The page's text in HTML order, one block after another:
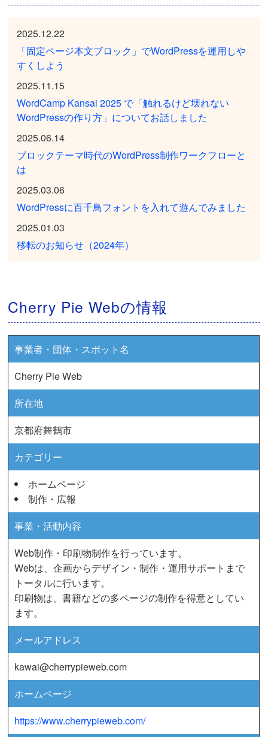
2025.12.22
「固定ページ本文ブロック」でWordPressを運用しや
すくしよう
2025.11.15
WordCamp Kansai 2025 で「触れるけど壊れない
WordPressの作り方」についてお話しました
2025.06.14
ブロックテーマ時代のWordPress制作ワークフローと
は
2025.03.06
WordPressに百千鳥フォントを入れて遊んでみました
2025.01.03
移転のお知らせ（2024年）
Cherry Pie Webの情報
事業者・団体・スポット名
Cherry Pie Web
所在地
京都府舞鶴市
カテゴリー
ホームページ
制作・広報
事業・活動内容
Web制作・印刷物制作を行っています。
Webは、企画からデザイン・制作・運用サポートまで
トータルに行います。
印刷物は、書籍などの多ページの制作を得意としてい
ます。
メールアドレス
kawai@cherrypieweb.com
ホームページ
https://www.cherrypieweb.com/